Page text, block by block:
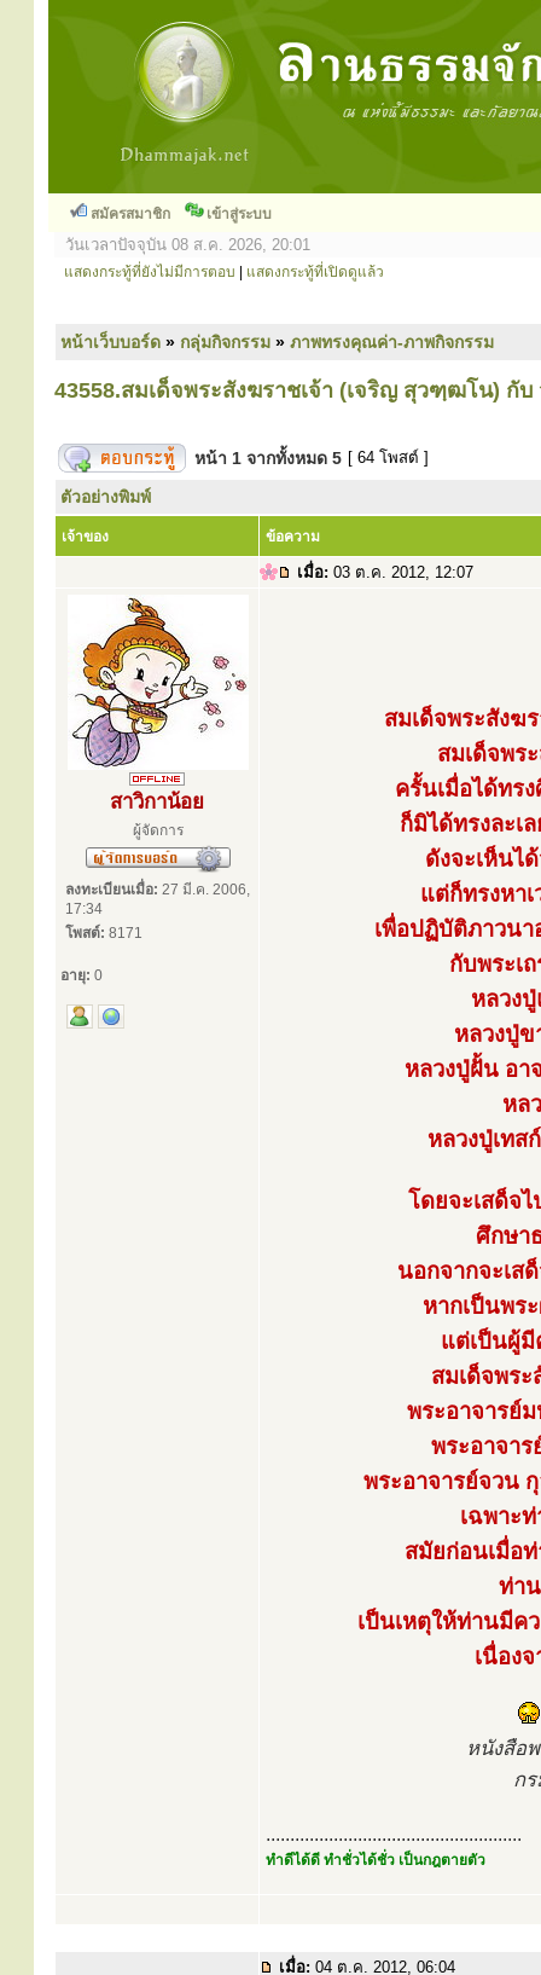
สมัครสมาชิก เข้าสู่ระบบ
วันเวลาปัจจุบัน 08 ส.ค. 2026, 20:01
แสดงกระทู้ที่ยังไม่มีการตอบ แสดงกระทู้ที่เปิดดูแล้ว
หน้าเว็บบอร์ด » กลุ่มกิจกรรม » ภาพทรงคุณค่า-ภาพกิจกรรม
43558.สมเด็จพระสังฆราชเจ้า (เจริญ สุวฑฺฒโน) กับ
หน้า 1 จากทั้งหมด 5 [ 64 โพสต์ ]
ตัวอย่างพิมพ์
เจ้าของ ข้อความ
เมื่อ: 03 ต.ค. 2012, 12:07
สาวิกาน้อย
ผู้จัดการ
ลงทะเบียนเมื่อ: 27 มี.ค. 2006,
17:34
โพสต์: 8171
อายุ: 0
สมเด็จพระสังฆ
สมเด็จพร
ครั้นเมื่อได้ทร
ก็มิได้ทรงละเ
ดังจะเห็นไ
แต่ก็ทรงหา
เพื่อปฏิบัติภาวน
กับพระเ
หลวง
หลวงปู่ข
หลวงปู่ฝั้น อา
หล
หลวงปู่เทส
โดยจะเสด็จ
ศึกษา
นอกจากจะเส
หากเป็นพร
แต่เป็นผู้
สมเด็จพระ
พระอาจารย์
พระอาจา
พระอาจารย์จวน
เฉพาะ
สมัยก่อนเมื่อ
ท่า
เป็นเหตุให้ท่านมีค
เนื่อง
หนังสือ
ก
.....................................................
ทำดีได้ดี ทำชั่วได้ชั่ว เป็นกฎตายตัว
เมื่อ: 04 ต.ค. 2012, 06:04